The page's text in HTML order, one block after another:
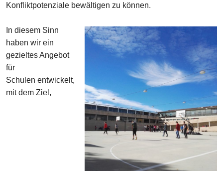
Konfliktpotenziale bewältigen zu können.
In diesem Sinn
haben wir ein
gezieltes Angebot
für
Schulen entwickelt,
mit dem Ziel,